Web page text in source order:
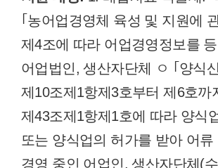
｢농어업경영체 육성 및 지원에
제4조에 따라 어업경영정보를
어업법인, 생산자단체 ㅇ ｢양식
제10조제1항제3호부터 제6호까
제43조제1항제1호에 따라 양식
또는 양식업의 허가를 받아 어
경영 중인 어업인, 생산자단체(